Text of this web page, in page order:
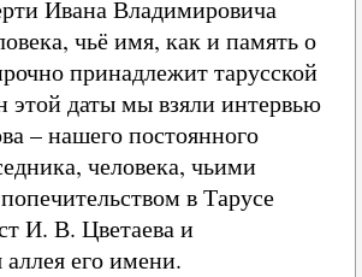
Ивана Владимировича
чьё имя, как и память о
принадлежит тарусской
этой даты мы взяли интервью
– нашего постоянного
человека, чьими
в Тарусе
И. В. Цветаева и
его имени.